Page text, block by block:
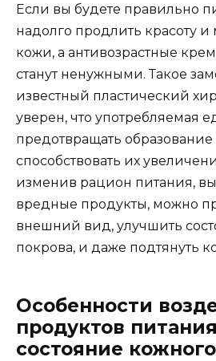
Если вы будете правильно
надолго продлить красоту и
кожи, а антивозрастные
станут ненужными. Такое
известный пластический
уверен, что употребляемая
предотвращать
способствовать их
изменив рацион питания,
вредные продукты, можно
внешний вид, улучшить
покрова, и даже подтянуть
Особенности
продуктов
состояние